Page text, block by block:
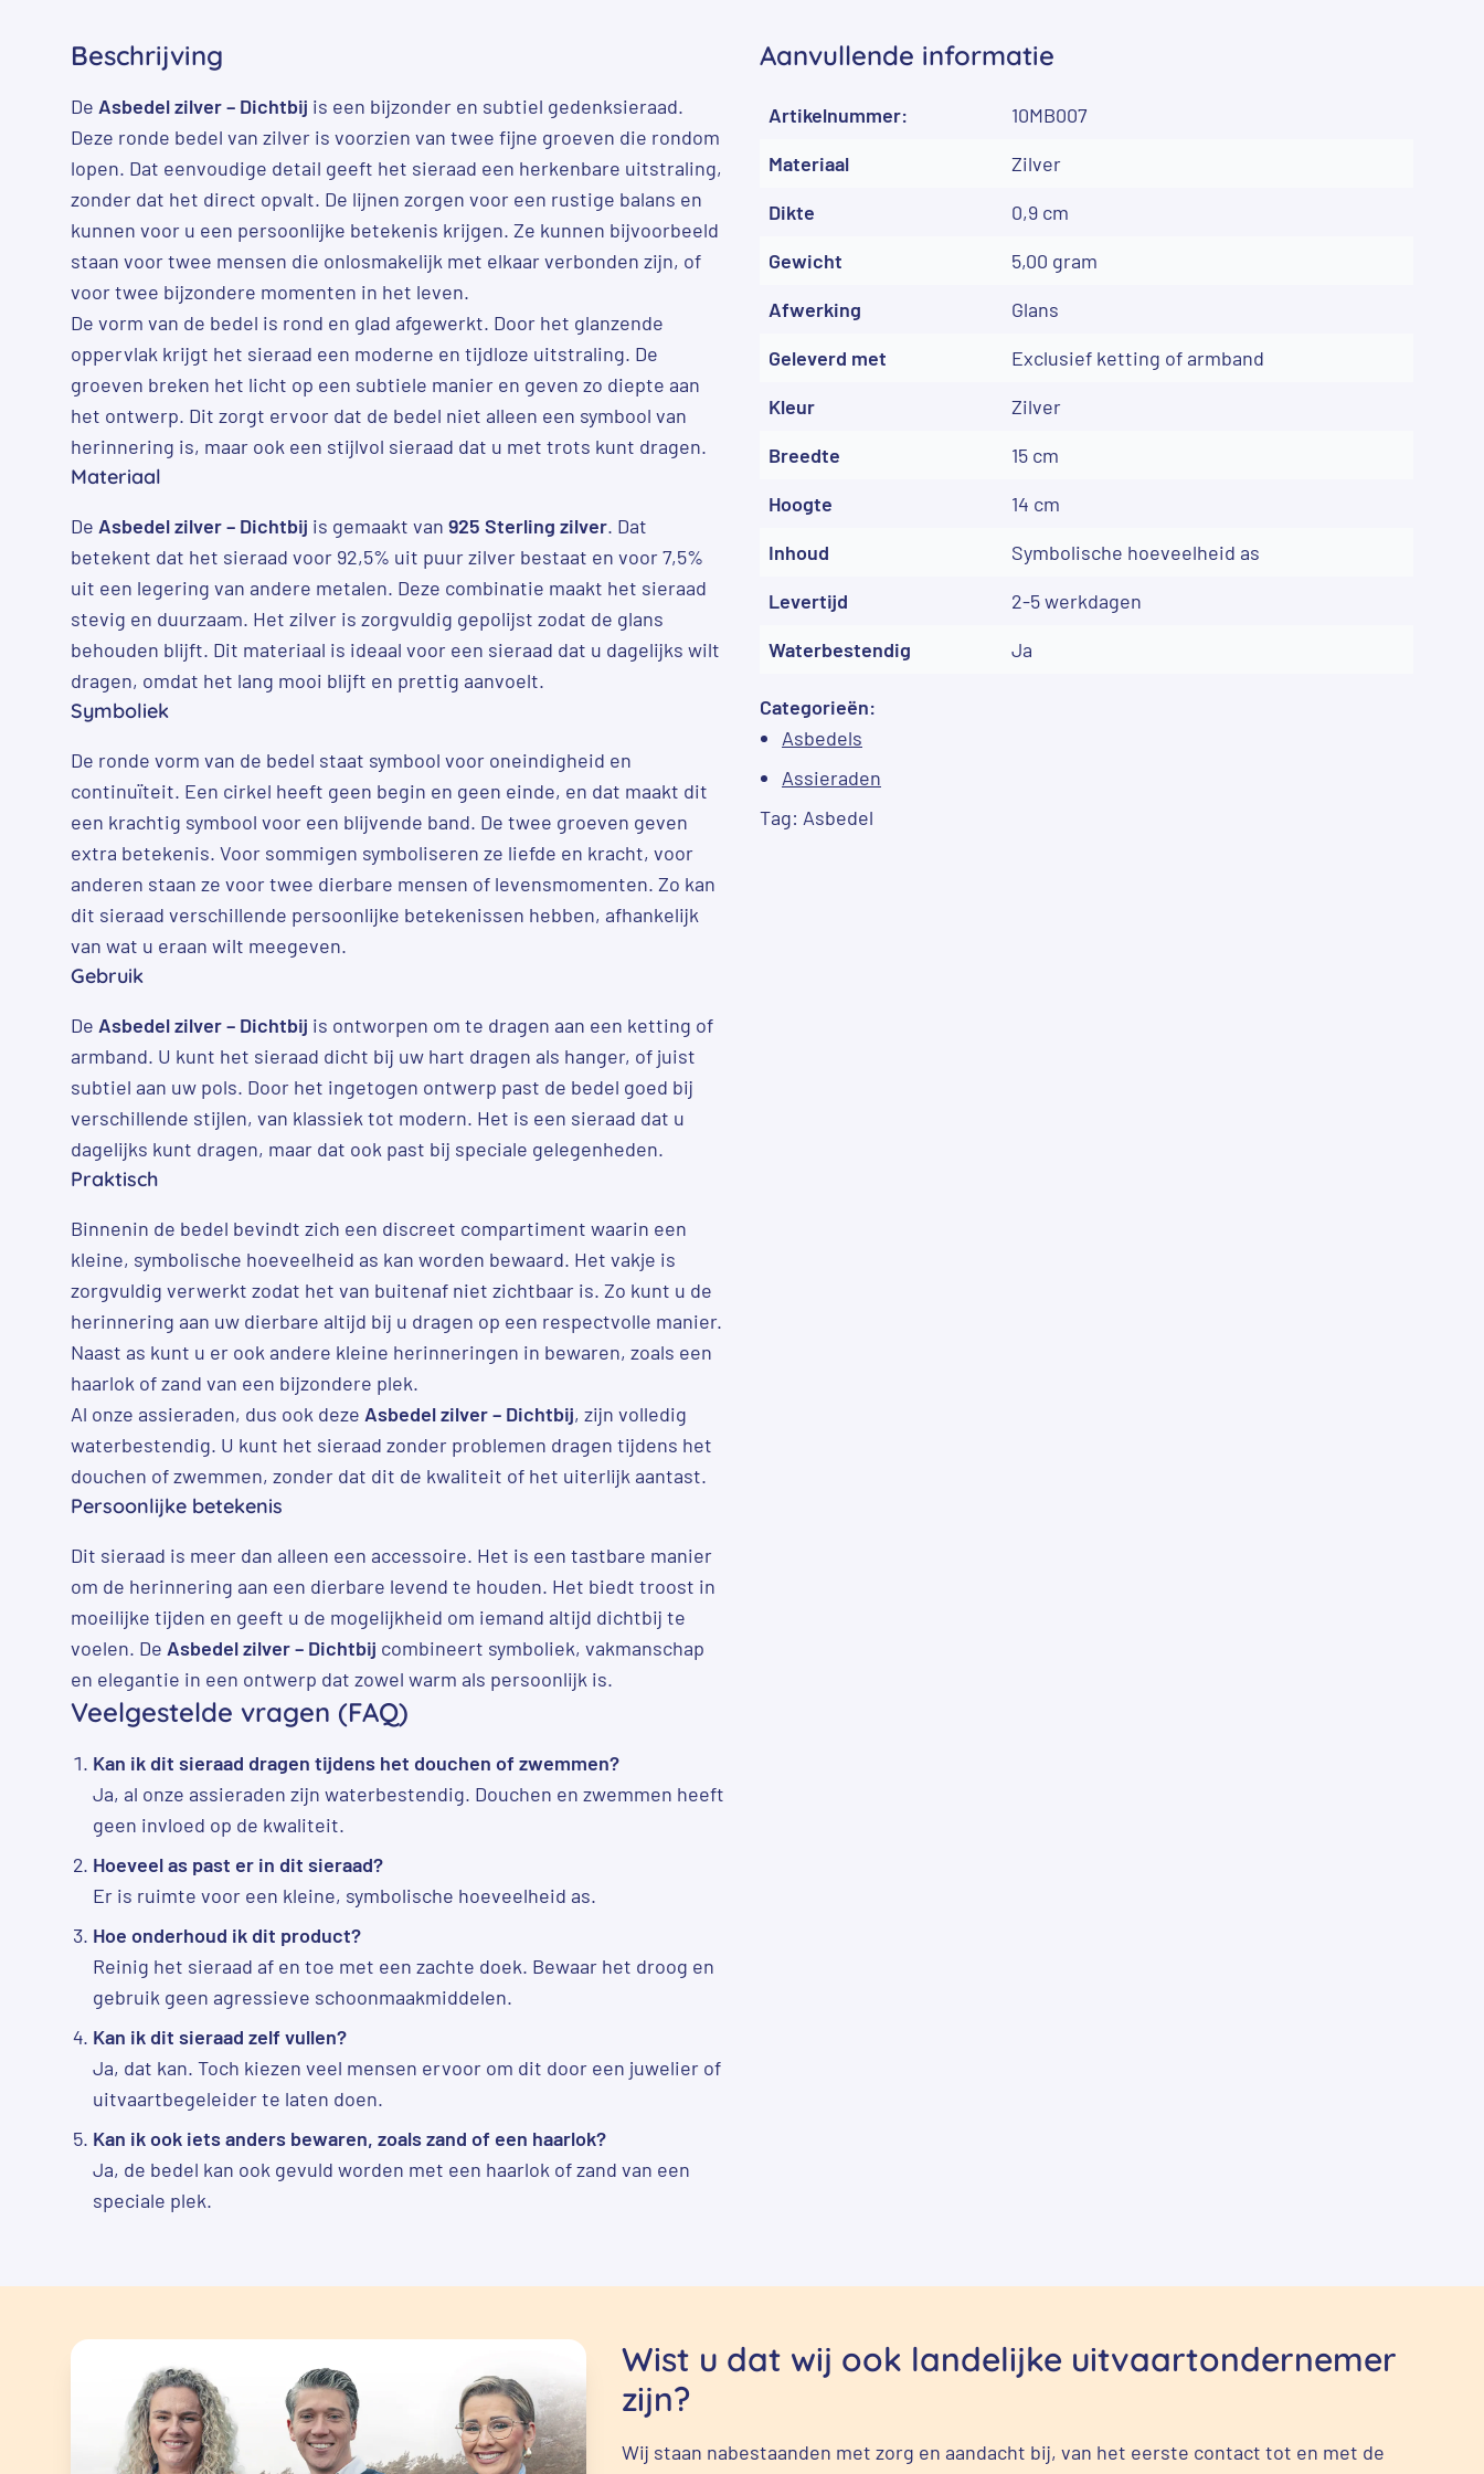
Beschrijving
De Asbedel zilver – Dichtbij is een bijzonder en subtiel gedenksieraad.
Deze ronde bedel van zilver is voorzien van twee fijne groeven die rondom
lopen. Dat eenvoudige detail geeft het sieraad een herkenbare uitstraling,
zonder dat het direct opvalt. De lijnen zorgen voor een rustige balans en
kunnen voor u een persoonlijke betekenis krijgen. Ze kunnen bijvoorbeeld
staan voor twee mensen die onlosmakelijk met elkaar verbonden zijn, of
voor twee bijzondere momenten in het leven.
De vorm van de bedel is rond en glad afgewerkt. Door het glanzende
oppervlak krijgt het sieraad een moderne en tijdloze uitstraling. De
groeven breken het licht op een subtiele manier en geven zo diepte aan
het ontwerp. Dit zorgt ervoor dat de bedel niet alleen een symbool van
herinnering is, maar ook een stijlvol sieraad dat u met trots kunt dragen.
Materiaal
De Asbedel zilver – Dichtbij is gemaakt van 925 Sterling zilver. Dat
betekent dat het sieraad voor 92,5% uit puur zilver bestaat en voor 7,5%
uit een legering van andere metalen. Deze combinatie maakt het sieraad
stevig en duurzaam. Het zilver is zorgvuldig gepolijst zodat de glans
behouden blijft. Dit materiaal is ideaal voor een sieraad dat u dagelijks wilt
dragen, omdat het lang mooi blijft en prettig aanvoelt.
Symboliek
De ronde vorm van de bedel staat symbool voor oneindigheid en
continuïteit. Een cirkel heeft geen begin en geen einde, en dat maakt dit
een krachtig symbool voor een blijvende band. De twee groeven geven
extra betekenis. Voor sommigen symboliseren ze liefde en kracht, voor
anderen staan ze voor twee dierbare mensen of levensmomenten. Zo kan
dit sieraad verschillende persoonlijke betekenissen hebben, afhankelijk
van wat u eraan wilt meegeven.
Gebruik
De Asbedel zilver – Dichtbij is ontworpen om te dragen aan een ketting of
armband. U kunt het sieraad dicht bij uw hart dragen als hanger, of juist
subtiel aan uw pols. Door het ingetogen ontwerp past de bedel goed bij
verschillende stijlen, van klassiek tot modern. Het is een sieraad dat u
dagelijks kunt dragen, maar dat ook past bij speciale gelegenheden.
Praktisch
Binnenin de bedel bevindt zich een discreet compartiment waarin een
kleine, symbolische hoeveelheid as kan worden bewaard. Het vakje is
zorgvuldig verwerkt zodat het van buitenaf niet zichtbaar is. Zo kunt u de
herinnering aan uw dierbare altijd bij u dragen op een respectvolle manier.
Naast as kunt u er ook andere kleine herinneringen in bewaren, zoals een
haarlok of zand van een bijzondere plek.
Al onze assieraden, dus ook deze Asbedel zilver – Dichtbij, zijn volledig
waterbestendig. U kunt het sieraad zonder problemen dragen tijdens het
douchen of zwemmen, zonder dat dit de kwaliteit of het uiterlijk aantast.
Persoonlijke betekenis
Dit sieraad is meer dan alleen een accessoire. Het is een tastbare manier
om de herinnering aan een dierbare levend te houden. Het biedt troost in
moeilijke tijden en geeft u de mogelijkheid om iemand altijd dichtbij te
voelen. De Asbedel zilver – Dichtbij combineert symboliek, vakmanschap
en elegantie in een ontwerp dat zowel warm als persoonlijk is.
Veelgestelde vragen (FAQ)
Kan ik dit sieraad dragen tijdens het douchen of zwemmen?
Ja, al onze assieraden zijn waterbestendig. Douchen en zwemmen heeft
geen invloed op de kwaliteit.
Hoeveel as past er in dit sieraad?
Er is ruimte voor een kleine, symbolische hoeveelheid as.
Hoe onderhoud ik dit product?
Reinig het sieraad af en toe met een zachte doek. Bewaar het droog en
gebruik geen agressieve schoonmaakmiddelen.
Kan ik dit sieraad zelf vullen?
Ja, dat kan. Toch kiezen veel mensen ervoor om dit door een juwelier of
uitvaartbegeleider te laten doen.
Kan ik ook iets anders bewaren, zoals zand of een haarlok?
Ja, de bedel kan ook gevuld worden met een haarlok of zand van een
speciale plek.
Aanvullende informatie
Artikelnummer:
10MB007
Materiaal
Zilver
Dikte
0,9 cm
Gewicht
5,00 gram
Afwerking
Glans
Geleverd met
Exclusief ketting of armband
Kleur
Zilver
Breedte
15 cm
Hoogte
14 cm
Inhoud
Symbolische hoeveelheid as
Levertijd
2-5 werkdagen
Waterbestendig
Ja
Categorieën:
Asbedels
Assieraden
Tag: Asbedel
Wist u dat wij ook landelijke uitvaartondernemer
zijn?
Wij staan nabestaanden met zorg en aandacht bij, van het eerste contact tot en met de